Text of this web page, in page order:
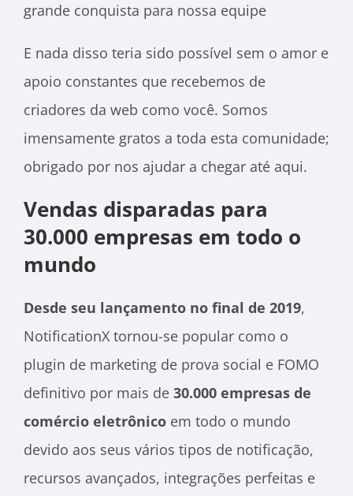
grande conquista para nossa equipe
E nada disso teria sido possível sem o amor e
apoio constantes que recebemos de
criadores da web como você. Somos
imensamente gratos a toda esta comunidade;
obrigado por nos ajudar a chegar até aqui.
Vendas disparadas para
30.000 empresas em todo o
mundo
Desde seu lançamento no final de 2019,
NotificationX tornou-se popular como o
plugin de marketing de prova social e FOMO
definitivo por mais de 30.000 empresas de
comércio eletrônico em todo o mundo
devido aos seus vários tipos de notificação,
recursos avançados, integrações perfeitas e